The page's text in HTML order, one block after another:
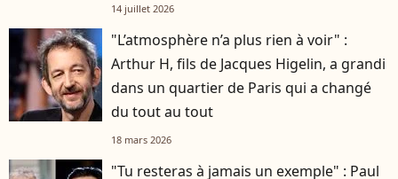
14 juillet 2026
"L’atmosphère n’a plus rien à voir" :
Arthur H, fils de Jacques Higelin, a grandi
dans un quartier de Paris qui a changé
du tout au tout
18 mars 2026
"Tu resteras à jamais un exemple" : Paul